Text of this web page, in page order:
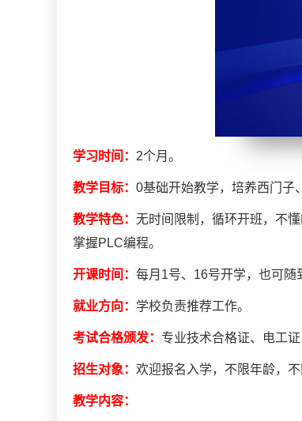
学习时间： 2个月。
教学目标： 0基础开始教学，培养西门子
教学特色： 无时间限制，循环开班，不
掌握PLC编程。
开课时间： 每月1号、16号开学，也可随
就业方向： 学校负责推荐工作。
考试合格颁发： 专业技术合格证、电工
招生对象： 欢迎报名入学，不限年龄，不
教学内容：